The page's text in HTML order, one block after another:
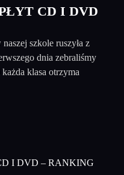
CD I DVD
szkole ruszyła z
dnia zebraliśmy
klasa otrzyma